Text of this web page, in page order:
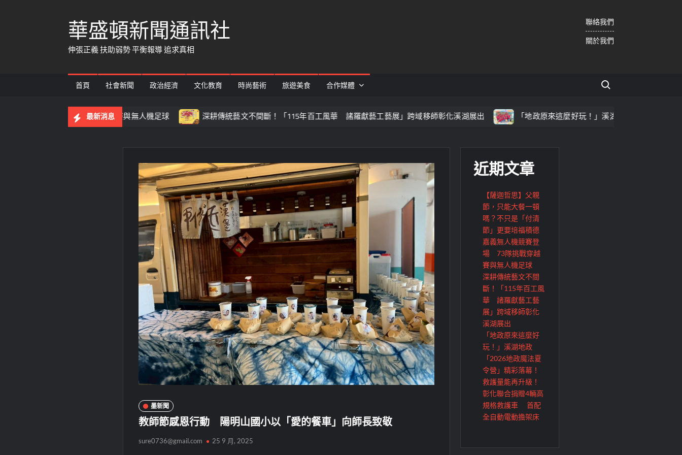
華盛頓新聞通訊社
伸張正義 扶助弱勢 平衡報導 追求真相
聯絡我們
關於我們
首頁 社會新聞 政治經濟 文化教育 時尚藝術 旅遊美食 合作媒體
Search for:
最新消息
73隊挑戰穿越賽與無人機足球 深耕傳統藝文不間斷！「115年百工風華 諸羅獻藝工藝展」跨域移師彰化溪湖展出 「地政原來這麼好玩！」溪湖地政「2026地政魔法夏令營」精
墨新聞
教師節感恩行動 陽明山國小以「愛的餐車」向師長致敬
sure0736@gmail.com 25 9 月, 2025
近期文章
【薩迦哲思】父親
節，只能大餐一頓
嗎？不只是「付清
節」更要培福積德
嘉義無人機競賽登
場 73隊挑戰穿越
賽與無人機足球
深耕傳統藝文不間
斷！「115年百工風
華 諸羅獻藝工藝
展」跨域移師彰化
溪湖展出
「地政原來這麼好
玩！」溪湖地政
「2026地政魔法夏
令營」精彩落幕！
救護量能再升級！
彰化聯合捐贈4輛高
規格救護車 首配
全自動電動擔架床